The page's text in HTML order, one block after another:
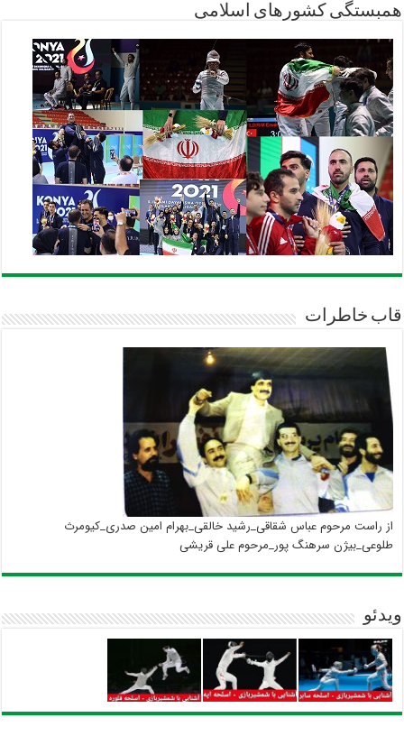
همبستگی کشورهای اسلامی
قاب خاطرات
از راست مرحوم عباس شقاقی_رشید خالقی_بهرام امین صدری_کیومرث
طلوعی_بیژن سرهنگ پور_مرحوم علی قریشی
ویدئو